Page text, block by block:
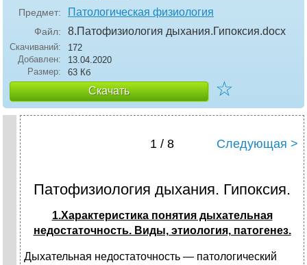
Предмет: Патологическая физиология
Файл: 8.Патофизиология дыхания.Гипоксия.docx
Скачиваний:
172
Добавлен:
13.04.2020
Размер:
63 Кб
Скачать ☆
1 / 8 Следующая >
Патофизиология дыхания. Гипоксия.
1.Характеристика понятия дыхательная
недостаточность. Виды, этиология, патогенез.
Дыхательная недостаточность — патологический